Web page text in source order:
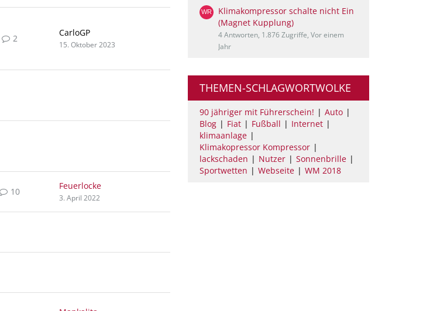
2
CarloGP
15. Oktober 2023
10
Feuerlocke
3. April 2022
Klimakompressor schalte nicht Ein
(Magnet Kupplung)
4 Antworten, 1.876 Zugriffe, Vor einem
Jahr
THEMEN-SCHLAGWORTWOLKE
90 jähriger mit Führerschein!
Auto
Blog
Fiat Fußball
Internet
klimaanlage
Klimakopressor Kompressor
lackschaden
Nutzer
Sonnenbrille
Sportwetten
Webseite WM 2018